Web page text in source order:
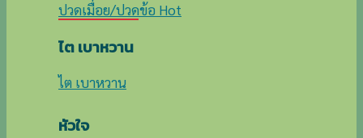
ปวดเมื่อย/ปวดข้อ
ไต เบาหวาน
ไต เบาหวาน
หัวใจ